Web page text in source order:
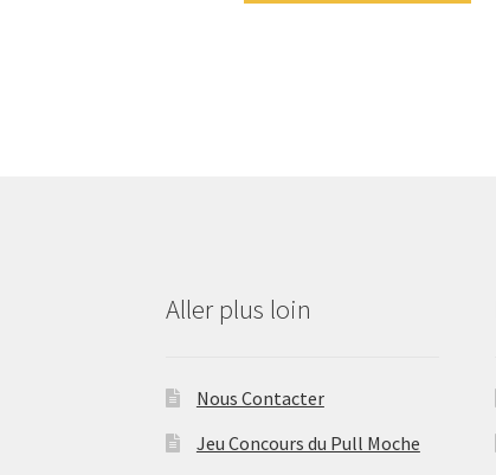
Aller plus loin
Nous Contacter
Jeu Concours du Pull Moche